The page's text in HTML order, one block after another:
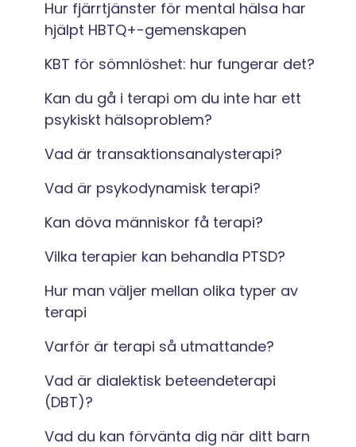
Hur fjärrtjänster för mental hälsa har
hjälpt HBTQ+-gemenskapen
KBT för sömnlöshet: hur fungerar det?
Kan du gå i terapi om du inte har ett
psykiskt hälsoproblem?
Vad är transaktionsanalysterapi?
Vad är psykodynamisk terapi?
Kan döva människor få terapi?
Vilka terapier kan behandla PTSD?
Hur man väljer mellan olika typer av
terapi
Varför är terapi så utmattande?
Vad är dialektisk beteendeterapi
(DBT)?
Vad du kan förvänta dig när ditt barn